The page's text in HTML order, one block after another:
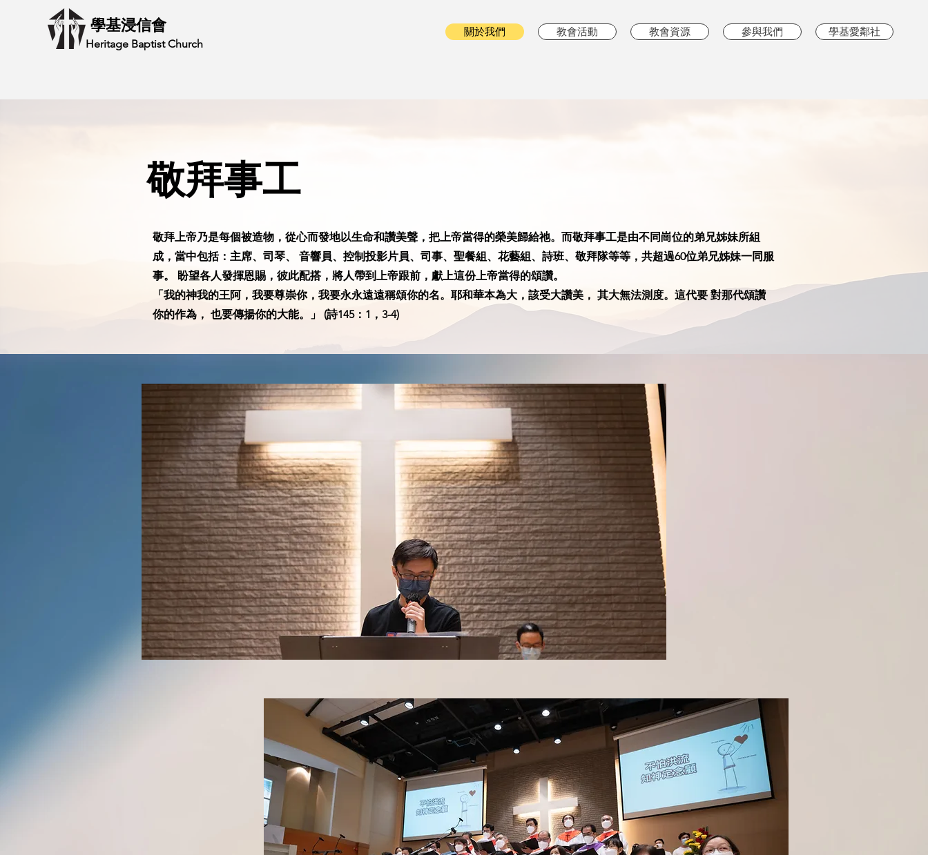
學基浸信會
Heritage Baptist Church
關於我們 教會活動 教會資源 參與我們 學基愛鄰社
敬拜事工
敬拜上帝乃是每個被造物，從心而發地以生命和讚美聲，把上帝當得的榮美歸給祂。而敬拜事工是由不同崗位的弟兄姊妹所組
成，當中包括：主席、司琴、 音響員、控制投影片員、司事、聖餐組、花藝組、詩班、敬拜隊等等，共超過60位弟兄姊妹一同服
事。 盼望各人發揮恩賜，彼此配搭，將人帶到上帝跟前，獻上這份上帝當得的頌讚。
「我的神我的王阿，我要尊崇你，我要永永遠遠稱頌你的名。耶和華本為大，該受大讚美， 其大無法測度。這代要 對那代頌讚
你的作為， 也要傳揚你的大能。」 (詩145：1，3-4)